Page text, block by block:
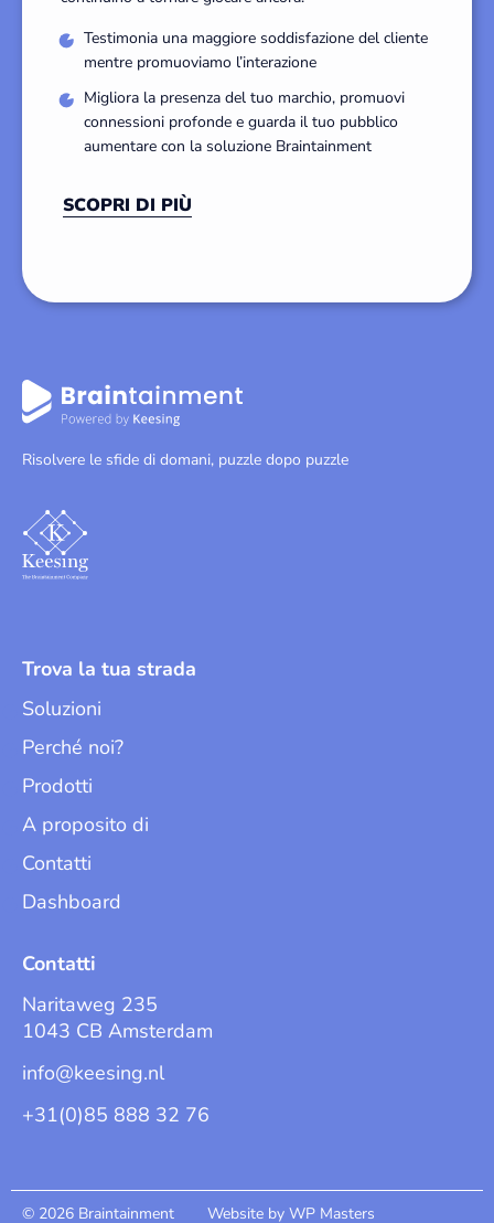
Testimonia una maggiore soddisfazione del cliente
mentre promuoviamo l’interazione
Migliora la presenza del tuo marchio, promuovi
connessioni profonde e guarda il tuo pubblico
aumentare con la soluzione Braintainment
SCOPRI DI PIÙ
Risolvere le sfide di domani, puzzle dopo puzzle
Trova la tua strada
Soluzioni
Perché noi?
Prodotti
A proposito di
Contatti
Dashboard
Contatti
Naritaweg 235
1043 CB Amsterdam
info@keesing.nl
+31(0)85 888 32 76
© 2026 Braintainment Website by WP Masters